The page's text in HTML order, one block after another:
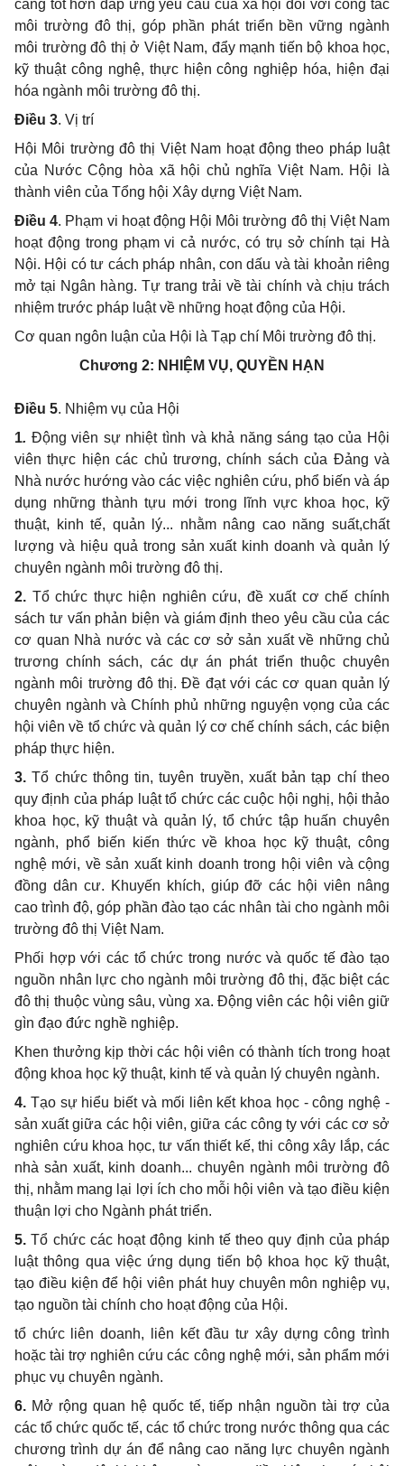
càng tốt hơn đáp ứng yêu cầu của xã hội đối với công tác
môi trường đô thị, góp phần phát triển bền vững ngành
môi trường đô thị ở Việt Nam, đẩy mạnh tiến bộ khoa học,
kỹ thuật công nghệ, thực hiện công nghiệp hóa, hiện đại
hóa ngành môi trường đô thị.
Điều 3. Vị trí
Hội Môi trường đô thị Việt Nam hoạt động theo pháp luật
của Nước Cộng hòa xã hội chủ nghĩa Việt Nam. Hội là
thành viên của Tổng hội Xây dựng Việt Nam.
Điều 4. Phạm vi hoạt động Hội Môi trường đô thị Việt Nam
hoạt động trong phạm vi cả nước, có trụ sở chính tại Hà
Nội. Hội có tư cách pháp nhân, con dấu và tài khoản riêng
mở tại Ngân hàng. Tự trang trải về tài chính và chịu trách
nhiệm trước pháp luật về những hoạt động của Hội.
Cơ quan ngôn luận của Hội là Tạp chí Môi trường đô thị.
Chương 2: NHIỆM VỤ, QUYỀN HẠN
Điều 5. Nhiệm vụ của Hội
1. Động viên sự nhiệt tình và khả năng sáng tạo của Hội
viên thực hiện các chủ trương, chính sách của Đảng và
Nhà nước hướng vào các việc nghiên cứu, phổ biến và áp
dụng những thành tựu mới trong lĩnh vực khoa học, kỹ
thuật, kinh tế, quản lý... nhằm nâng cao năng suất,chất
lượng và hiệu quả trong sản xuất kinh doanh và quản lý
chuyên ngành môi trường đô thị.
2. Tổ chức thực hiện nghiên cứu, đề xuất cơ chế chính
sách tư vấn phản biện và giám định theo yêu cầu của các
cơ quan Nhà nước và các cơ sở sản xuất về những chủ
trương chính sách, các dự án phát triển thuộc chuyên
ngành môi trường đô thị. Đề đạt với các cơ quan quản lý
chuyên ngành và Chính phủ những nguyện vọng của các
hội viên về tổ chức và quản lý cơ chế chính sách, các biện
pháp thực hiện.
3. Tổ chức thông tin, tuyên truyền, xuất bản tạp chí theo
quy định của pháp luật tổ chức các cuộc hội nghị, hội thảo
khoa học, kỹ thuật và quản lý, tổ chức tập huấn chuyên
ngành, phổ biến kiến thức về khoa học kỹ thuật, công
nghệ mới, về sản xuất kinh doanh trong hội viên và cộng
đồng dân cư. Khuyến khích, giúp đỡ các hội viên nâng
cao trình độ, góp phần đào tạo các nhân tài cho ngành môi
trường đô thị Việt Nam.
Phối hợp với các tổ chức trong nước và quốc tế đào tạo
nguồn nhân lực cho ngành môi trường đô thị, đặc biệt các
đô thị thuộc vùng sâu, vùng xa. Động viên các hội viên giữ
gìn đạo đức nghề nghiệp.
Khen thưởng kịp thời các hội viên có thành tích trong hoạt
động khoa học kỹ thuật, kinh tế và quản lý chuyên ngành.
4. Tạo sự hiểu biết và mối liên kết khoa học - công nghệ -
sản xuất giữa các hội viên, giữa các công ty với các cơ sở
nghiên cứu khoa học, tư vấn thiết kế, thi công xây lắp, các
nhà sản xuất, kinh doanh... chuyên ngành môi trường đô
thị, nhằm mang lại lợi ích cho mỗi hội viên và tạo điều kiện
thuận lợi cho Ngành phát triển.
5. Tổ chức các hoạt động kinh tế theo quy định của pháp
luật thông qua việc ứng dụng tiến bộ khoa học kỹ thuật,
tạo điều kiện để hội viên phát huy chuyên môn nghiệp vụ,
tạo nguồn tài chính cho hoạt động của Hội.
tổ chức liên doanh, liên kết đầu tư xây dựng công trình
hoặc tài trợ nghiên cứu các công nghệ mới, sản phẩm mới
phục vụ chuyên ngành.
6. Mở rộng quan hệ quốc tế, tiếp nhận nguồn tài trợ của
các tổ chức quốc tế, các tổ chức trong nước thông qua các
chương trình dự án để nâng cao năng lực chuyên ngành